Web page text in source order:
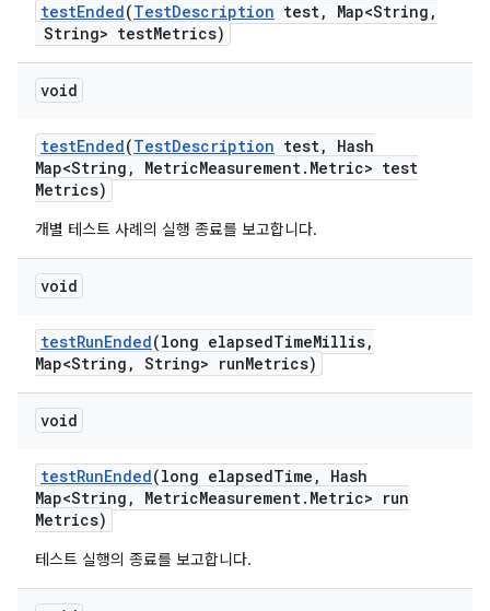
testEnded(TestDescription test, Map<String ,
String> testMetrics)
void
testEnded(TestDescription test,
Hash
Map<String , MetricMeasurement. Metric> test
Metrics)
개별 테스트 사례의 실행 종료를 보고합니다.
void
testRunEnded(long elapsedTimeMillis,
Map<String , String> runMetrics)
void
testRunEnded(long elapsedTime ,
Hash
Map<String , MetricMeasurement. Metric> run
Metrics)
테스트 실행의 종료를 보고합니다.